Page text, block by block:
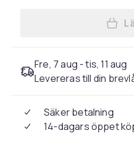
Fre, 7 aug - tis, 11 aug
Levereras till din
Säker betalning
14-dagars öppet